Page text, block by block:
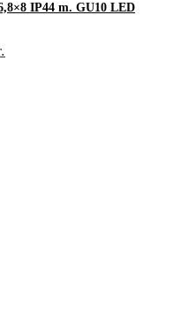
IP44 m. GU10 LED